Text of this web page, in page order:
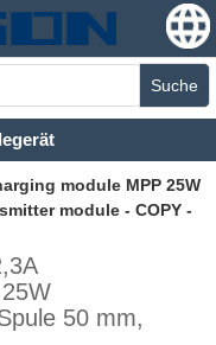
Suche
module MPP 25W
module - COPY -
50 mm,